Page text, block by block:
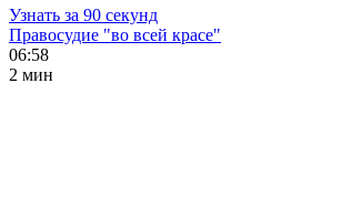
Узнать за 90 секунд
Правосудие "во всей красе"
06:58
2 мин